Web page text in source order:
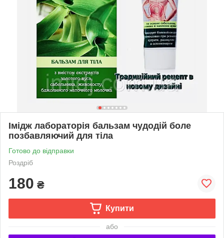
Імідж лабораторія бальзам чудодій боле
позбавляючий для тіла
Готово до відправки
Роздріб
180 ₴
Купити
або